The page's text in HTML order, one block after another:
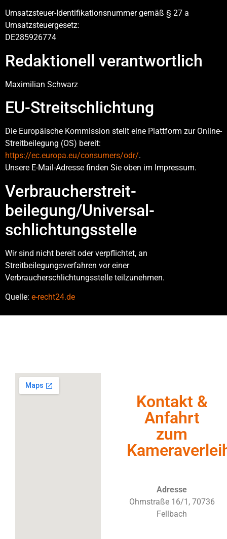
Umsatzsteuer-Identifikationsnummer gemäß § 27 a
Umsatzsteuergesetz:
DE285926774
Redaktionell verantwortlich
Maximilian Schwarz
EU-Streitschlichtung
Die Europäische Kommission stellt eine Plattform zur Online-
Streitbeilegung (OS) bereit:
https://ec.europa.eu/consumers/odr/.
Unsere E-Mail-Adresse finden Sie oben im Impressum.
Verbraucher­streit­
beilegung/Universal­
schlichtungs­stelle
Wir sind nicht bereit oder verpflichtet, an
Streitbeilegungsverfahren vor einer
Verbraucherschlichtungsstelle teilzunehmen.
Quelle: e-recht24.de
Kontakt &
Anfahrt
zum
Adresse
Ohmstraße 16/1, 70736
Fellbach